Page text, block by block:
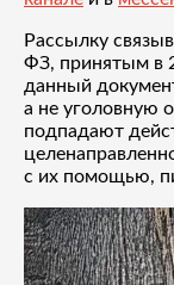
Рассылку
ФЗ, принятым в
данный
а не уголовную
подпадают
с их помощью,